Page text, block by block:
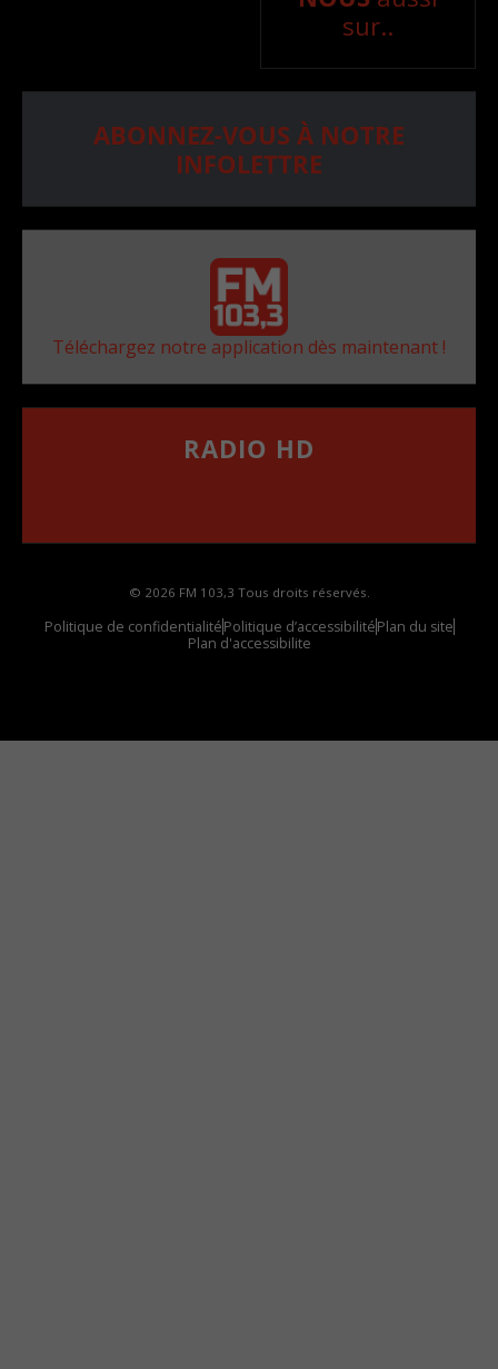
sur..
ABONNEZ-VOUS À NOTRE
INFOLETTRE
Téléchargez notre application dès maintenant !
RADIO HD
© 2026 FM 103,3 Tous droits réservés.
Politique de confidentialitéPolitique d’accessibilitéPlan du site
Plan d'accessibilite